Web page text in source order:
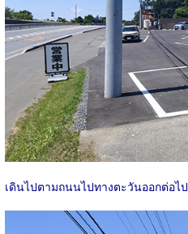
เดินไปตามถนนไปทางตะวันออกต่อไป